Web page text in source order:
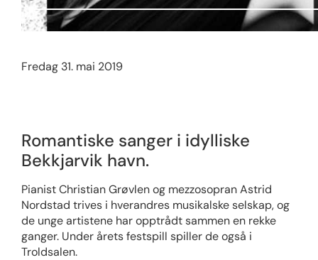
Fredag 31. mai 2019
Romantiske sanger i idylliske
Bekkjarvik havn.
Pianist Christian Grøvlen og mezzosopran Astrid
Nordstad trives i hverandres musikalske selskap, og
de unge artistene har opptrådt sammen en rekke
ganger. Under årets festspill spiller de også i
Troldsalen.